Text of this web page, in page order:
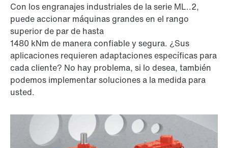
Con los engranajes industriales de la serie ML..2,
puede accionar máquinas grandes en el rango
superior de par de hasta
1480 kNm de manera confiable y segura. ¿Sus
aplicaciones requieren adaptaciones específicas para
cada cliente? No hay problema, si lo desea, también
podemos implementar soluciones a la medida para
usted.